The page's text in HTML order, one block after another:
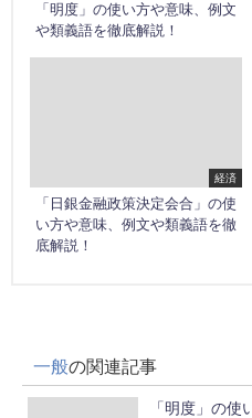
「明度」の使い方や意味、例文
や類義語を徹底解説！
経済
「日銀金融政策決定会合」の使
い方や意味、例文や類義語を徹
底解説！
一般の関連記事
「明度」の使